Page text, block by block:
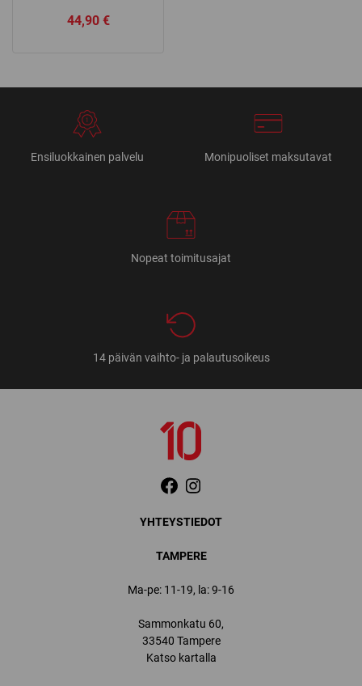
44,90 €
Ensiluokkainen palvelu Monipuoliset maksutavat
Nopeat toimitusajat
14 päivän vaihto- ja palautusoikeus
YHTEYSTIEDOT
TAMPERE
Ma-pe: 11-19, la: 9-16
Sammonkatu 60,
33540 Tampere
Katso kartalla